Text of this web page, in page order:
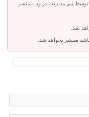
تیم مدیریت در وب منتشر
شد.
منتشر نخواهد شد.